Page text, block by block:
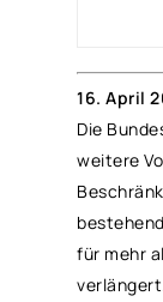
16. April
Die
weitere
für mehr